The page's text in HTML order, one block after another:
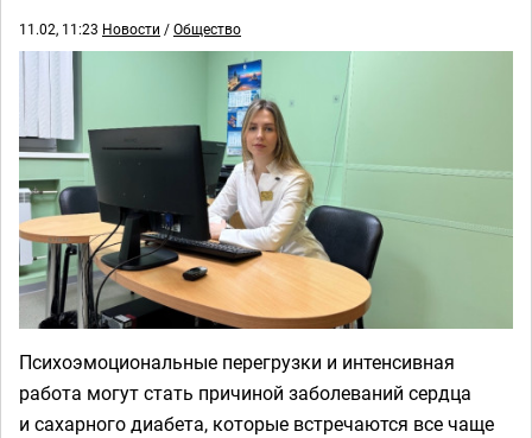
11.02, 11:23 Новости /Общество
Психоэмоциональные перегрузки и интенсивная
работа могут стать причиной заболеваний сердца
и сахарного диабета, которые встречаются все чаще